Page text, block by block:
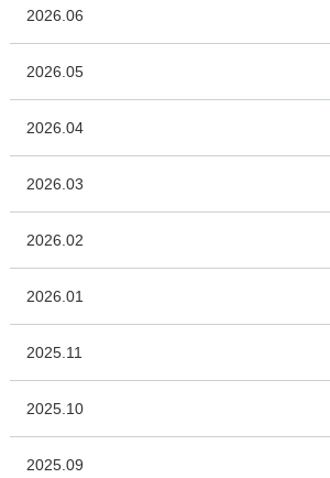
2026.06
2026.05
2026.04
2026.03
2026.02
2026.01
2025.11
2025.10
2025.09